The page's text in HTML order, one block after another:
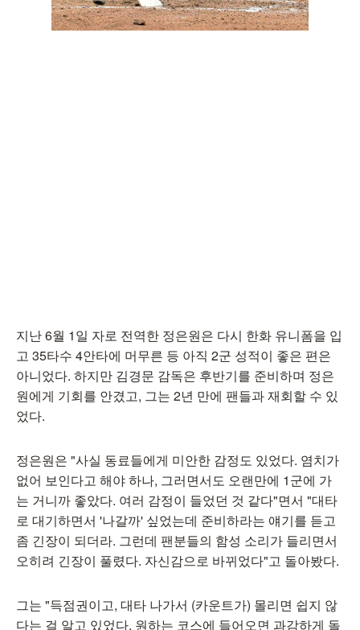
지난 6월 1일 자로 전역한 정은원은 다시 한화 유니폼을 입
고 35타수 4안타에 머무른 등 아직 2군 성적이 좋은 편은
아니었다. 하지만 김경문 감독은 후반기를 준비하며 정은
원에게 기회를 안겼고, 그는 2년 만에 팬들과 재회할 수 있
었다.
정은원은 "사실 동료들에게 미안한 감정도 있었다. 염치가
없어 보인다고 해야 하나, 그러면서도 오랜만에 1군에 가
는 거니까 좋았다. 여러 감정이 들었던 것 같다"면서 "대타
로 대기하면서 '나갈까' 싶었는데 준비하라는 얘기를 듣고
좀 긴장이 되더라. 그런데 팬분들의 함성 소리가 들리면서
오히려 긴장이 풀렸다. 자신감으로 바뀌었다"고 돌아봤다.
그는 "득점권이고, 대타 나가서 (카운트가) 몰리면 쉽지 않
다는 걸 알고 있었다. 원하는 코스에 들어오면 과감하게 돌